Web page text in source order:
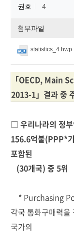
권호
4
첨부파일
statistics_4.hwp
「OECD, Main
2013-1」결과 중
□ 우리나라의 정부
156.6억불(PPP*
포함된
(30개국) 중 5위
* Purchasing
각국 통화구매력
국가의